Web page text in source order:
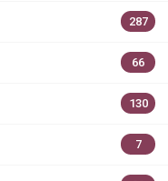
287
66
130
7